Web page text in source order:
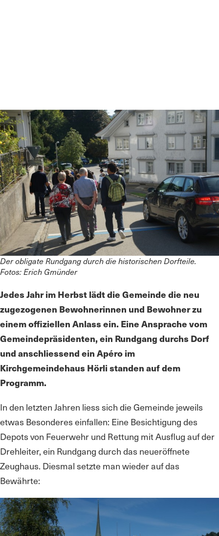
Der obligate Rundgang durch die historischen Dorfteile.
Fotos: Erich Gmünder
Jedes Jahr im Herbst lädt die Gemeinde die neu
zugezogenen Bewohnerinnen und Bewohner zu
einem offiziellen Anlass ein. Eine Ansprache vom
Gemeindepräsidenten, ein Rundgang durchs Dorf
und anschliessend ein Apéro im
Kirchgemeindehaus Hörli standen auf dem
Programm.
In den letzten Jahren liess sich die Gemeinde jeweils
etwas Besonderes einfallen: Eine Besichtigung des
Depots von Feuerwehr und Rettung mit Ausflug auf der
Drehleiter, ein Rundgang durch das neueröffnete
Zeughaus. Diesmal setzte man wieder auf das
Bewährte: